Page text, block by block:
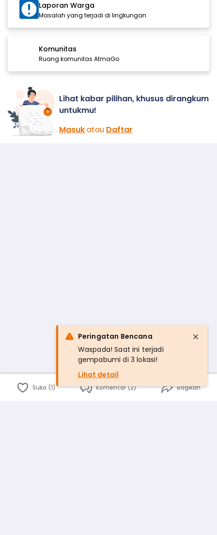
Laporan Warga
Masalah yang terjadi di lingkungan
Komunitas
Ruang komunitas AtmaGo
Lihat kabar pilihan, khusus dirangkum
untukmu!
Masukatau Daftar
Suka (1) Komentar (2) Bagikan
Peringatan Bencana
Waspada! Saat ini terjadi
gempabumi di 3 lokasi!
Lihat detail